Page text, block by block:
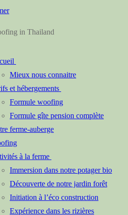
in Thailand
Mieux nous connaitre
et hébergements
Formule woofing
Formule gîte pension complète
ferme-auberge
à la ferme
Immersion dans notre potager bio
Découverte de notre jardin forêt
Initiation à l’éco construction
Expérience dans les rizières